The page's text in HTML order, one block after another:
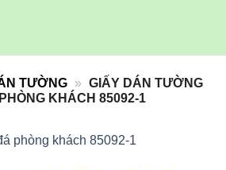
TƯỜNG » GIẤY DÁN TƯỜNG
KHÁCH 85092-1